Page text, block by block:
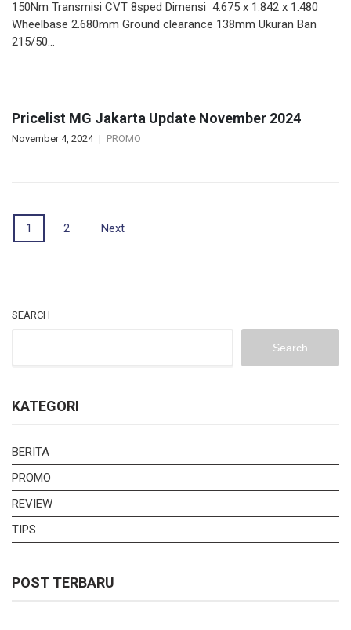
150Nm Transmisi CVT 8sped Dimensi 4.675 x 1.842 x 1.480
Wheelbase 2.680mm Ground clearance 138mm Ukuran Ban
215/50…
Pricelist MG Jakarta Update November 2024
November 4, 2024 PROMO
Posts
navigation
1 2 Next
SEARCH
Search
KATEGORI
BERITA
PROMO
REVIEW
TIPS
POST TERBARU